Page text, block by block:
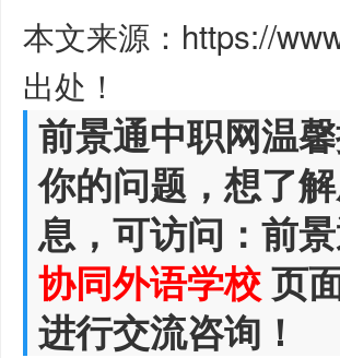
本文来源：https://
出处！
前景通中职网温
你的问题，想了
息，可访问：前
协同外语学校页
进行交流咨询！